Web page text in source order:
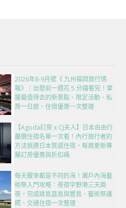
2026年8-9月號《 九州福岡旅行情
報》｜出發前一週花 5 分鐘看完！掌
握最值得去的新景點、限定活動、私
房一日遊、住宿優惠一次整理
【Agoda訂房 x CJ夫人】日本自由行
嚴選住宿名單一次看！內行旅行者的
方法挑選日本質感住宿，每周更新專
屬訂房優惠與折扣碼
每天醒來都是不同的海！瀨戶內海藝
術祭入門攻略：夜宿宇野港三天兩
夜，完成跳島直島與豐島、藝術祭護
照、交通住宿一次整理